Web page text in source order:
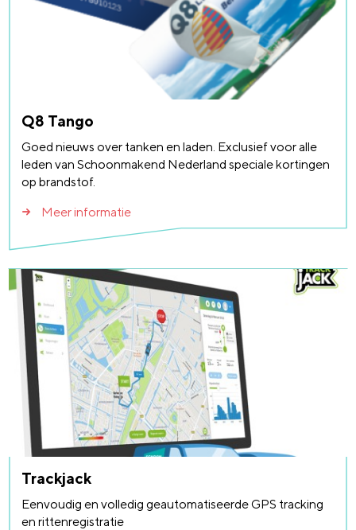
Q8 Tango
Goed nieuws over tanken en laden. Exclusief voor alle
leden van Schoonmakend Nederland speciale kortingen
op brandstof.
Meer informatie
Trackjack
Eenvoudig en volledig geautomatiseerde GPS tracking
en rittenregistratie